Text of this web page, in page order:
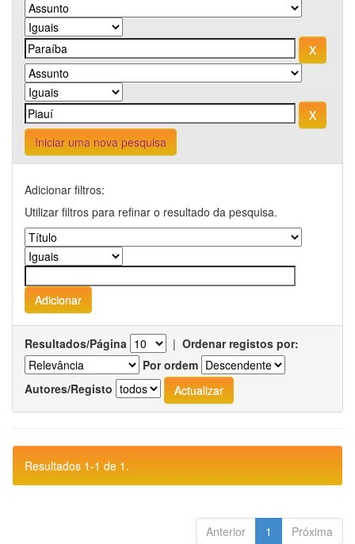
Iniciar uma nova pesquisa
Adicionar filtros:
Utilizar filtros para refinar o resultado da pesquisa.
Resultados/Página | Ordenar registos por:
Por ordem
Autores/Registo
Resultados 1-1 de 1.
Anterior 1 Próxima